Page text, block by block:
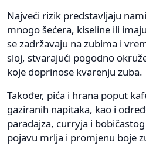
Najveći rizik predstavljaju
mnogo šećera, kiseline ili
se zadržavaju na zubima i
sloj, stvarajući pogodno
koje doprinose kvarenju zuba.
Također, pića i hrana poput
gaziranih napitaka, kao i
paradajza, curryja i
pojavu mrlja i promjenu boje